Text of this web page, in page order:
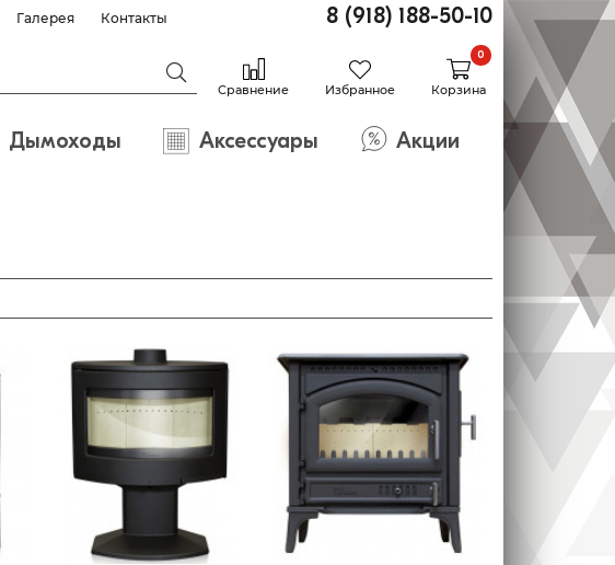
Галерея Контакты 8 (918) 188-50-10
Сравнение Избранное Корзина
0
Дымоходы Аксессуары Акции